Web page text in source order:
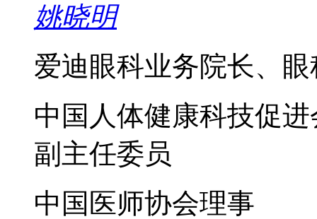
姚晓明
爱迪眼科业务院长、
中国人体健康科技促
副主任委员
中国医师协会理事